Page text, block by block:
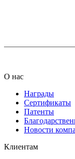
О нас
Награды
Сертификаты
Патенты
Новости
Клиентам